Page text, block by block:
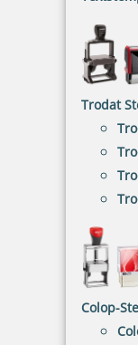
Trodat
Colop-
Der
für unterwegs,
NACH